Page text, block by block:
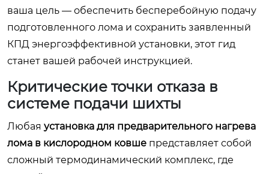
ваша цель — обеспечить бесперебойную подачу
подготовленного лома и сохранить заявленный
КПД энергоэффективной установки, этот гид
станет вашей рабочей инструкцией.
Критические точки отказа в
системе подачи шихты
Любая установка для предварительного нагрева
лома в кислородном ковше представляет собой
сложный термодинамический комплекс, где